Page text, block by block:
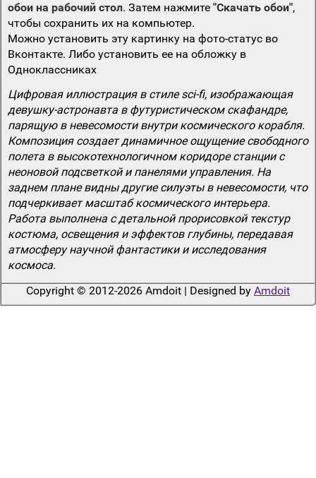
обои на рабочий стол. Затем нажмите "Скачать обои",
чтобы сохранить их на компьютер.
Можно установить эту картинку на фото-статус во
Вконтакте. Либо установить ее на обложку в
Одноклассниках
Цифровая иллюстрация в стиле sci-fi, изображающая
девушку-астронавта в футуристическом скафандре,
парящую в невесомости внутри космического корабля.
Композиция создает динамичное ощущение свободного
полета в высокотехнологичном коридоре станции с
неоновой подсветкой и панелями управления. На
заднем плане видны другие силуэты в невесомости, что
подчеркивает масштаб космического интерьера.
Работа выполнена с детальной прорисовкой текстур
костюма, освещения и эффектов глубины, передавая
атмосферу научной фантастики и исследования
космоса.
Copyright © 2012-2026 Amdoit | Designed by Amdoit